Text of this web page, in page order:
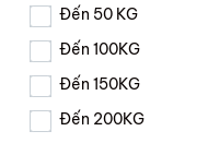
Đến 50 KG
Đến 100KG
Đến 150KG
Đến 200KG